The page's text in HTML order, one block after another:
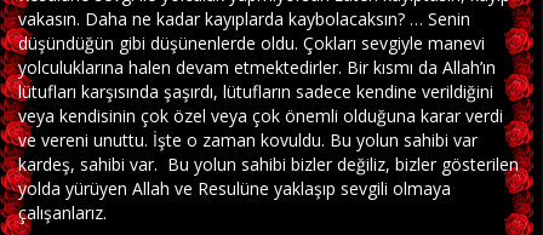
vakasın. Daha ne kadar kayıplarda kaybolacaksın? … Senin
düşündüğün gibi düşünenlerde oldu. Çokları sevgiyle manevi
yolculuklarına halen devam etmektedirler. Bir kısmı da Allah’ın
lütufları karşısında şaşırdı, lütufların sadece kendine verildiğini
veya kendisinin çok özel veya çok önemli olduğuna karar verdi
ve vereni unuttu. İşte o zaman kovuldu. Bu yolun sahibi var
kardeş, sahibi var. Bu yolun sahibi bizler değiliz, bizler gösterilen
yolda yürüyen Allah ve Resulüne yaklaşıp sevgili olmaya
çalışanlarız.